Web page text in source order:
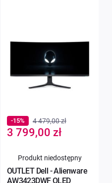
OUTLET Dell - Alienware
AW3423DWF OLED
Special
Price
3 799,00 zł
-15% 4 479,00 zł
Produkt niedostępny